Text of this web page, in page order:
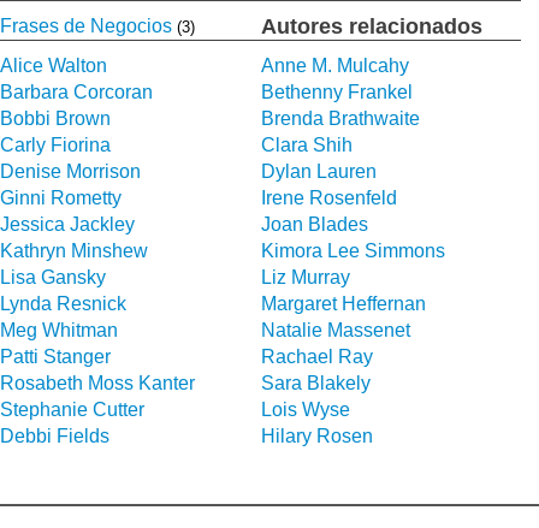
Frases de Negocios (3) Autores relacionados
Alice Walton
Anne M. Mulcahy
Barbara Corcoran
Bethenny Frankel
Bobbi Brown
Brenda Brathwaite
Carly Fiorina
Clara Shih
Denise Morrison
Dylan Lauren
Ginni Rometty
Irene Rosenfeld
Jessica Jackley
Joan Blades
Kathryn Minshew
Kimora Lee Simmons
Lisa Gansky
Liz Murray
Lynda Resnick
Margaret Heffernan
Meg Whitman
Natalie Massenet
Patti Stanger
Rachael Ray
Rosabeth Moss Kanter
Sara Blakely
Stephanie Cutter
Lois Wyse
Debbi Fields
Hilary Rosen